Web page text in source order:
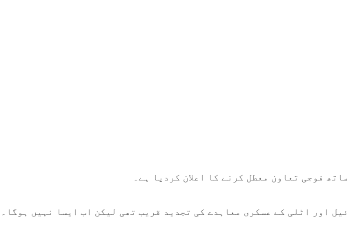
فوجی تعاون معطل کرنے کا اعلان کردیا ہے۔
اور اٹلی کے عسکری معاہدے کی تجدید قریب تھی لیکن اب ایسا نہیں ہوگا۔